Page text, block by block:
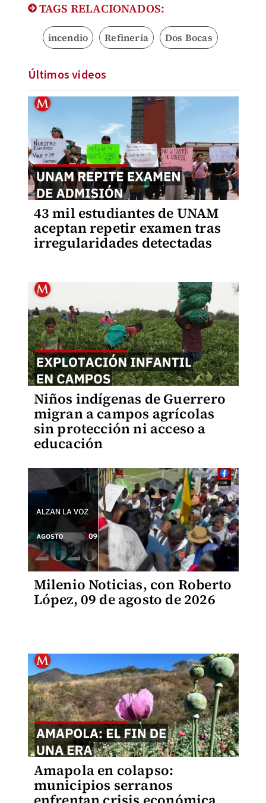
TAGS RELACIONADOS:
incendio Refinería Dos Bocas
Últimos videos
43 mil estudiantes de UNAM
aceptan repetir examen tras
irregularidades detectadas
Niños indígenas de Guerrero
migran a campos agrícolas
sin protección ni acceso a
educación
Milenio Noticias, con Roberto
López, 09 de agosto de 2026
Amapola en colapso:
municipios serranos